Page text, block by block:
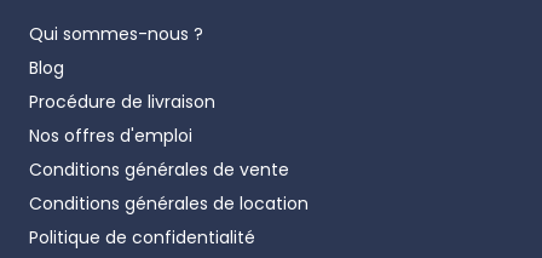
Reefer Offshore
Nous proposons également des conteneurs
Reefer Offshore qui sont utilisés comme solution
de stockage de produits frais ou congelés.
Particulièrement résistants, ils sont destinés à une
utilisation dans des conditions extrêmes en haute
mer.
Qui sommes-nous ?
Blog
Procédure de livraison
Nos offres d'emploi
Conditions générales de vente
Conditions générales de location
Politique de confidentialité